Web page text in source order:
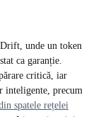
Drift, unde un token
ca garanție.
critică, iar
inteligente, precum
spatele rețelei